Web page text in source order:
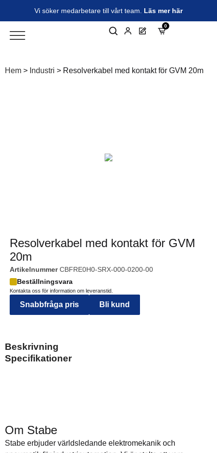
Vi söker medarbetare till vårt team. Läs mer här
0
Hem > Industri > Resolverkabel med kontakt för GVM 20m
Resolverkabel med kontakt för GVM
20m
ArtikelnummerCBFRE0H0-SRX-000-0200-00
Beställningsvara
Kontakta oss för information om leveranstid.
Snabbfråga pris Bli kund
Beskrivning
Specifikationer
Om Stabe
Stabe erbjuder världsledande elektromekanik och